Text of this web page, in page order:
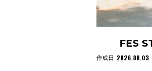
FES
作成日 2026.08.03